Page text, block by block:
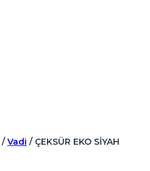
/ Vadi / ÇEKSÜR EKO SİYAH